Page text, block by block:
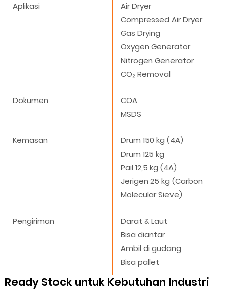
Aplikasi
Air Dryer
Compressed Air Dryer
Gas Drying
Oxygen Generator
Nitrogen Generator
CO₂ Removal
Dokumen
COA
MSDS
Kemasan
Drum 150 kg (4A)
Drum 125 kg
Pail 12,5 kg (4A)
Jerigen 25 kg (Carbon
Molecular Sieve)
Pengiriman
Darat & Laut
Bisa diantar
Ambil di gudang
Bisa pallet
Ready Stock untuk Kebutuhan Industri